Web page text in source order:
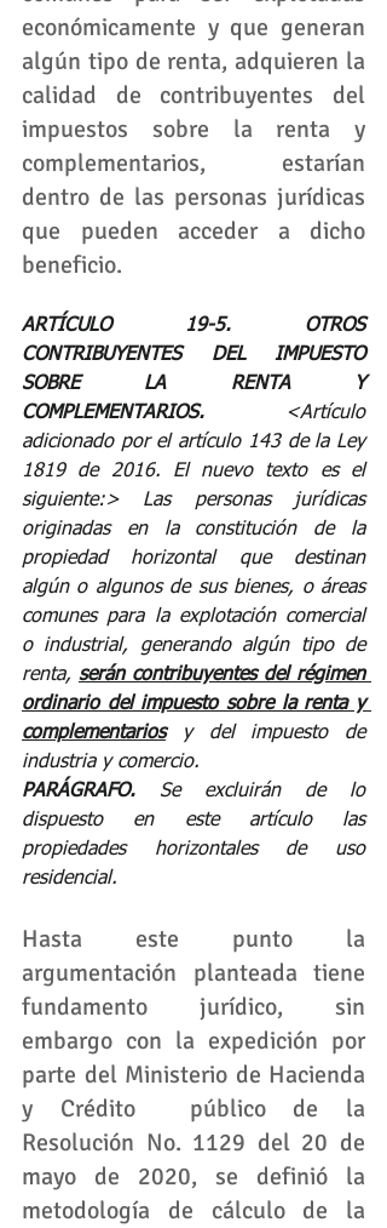
económicamente y que generan
algún tipo de renta, adquieren la
calidad de contribuyentes del
impuestos sobre la renta y
complementarios, estarían
dentro de las personas jurídicas
que pueden acceder a dicho
beneficio.
ARTÍCULO 19-5. OTROS
CONTRIBUYENTES DEL IMPUESTO
SOBRE LA RENTA Y
COMPLEMENTARIOS. <Artículo
adicionado por el artículo 143 de la Ley
1819 de 2016. El nuevo texto es el
siguiente:> Las personas jurídicas
originadas en la constitución de la
propiedad horizontal que destinan
algún o algunos de sus bienes, o áreas
comunes para la explotación comercial
o industrial, generando algún tipo de
renta, serán contribuyentes del régimen
ordinario del impuesto sobre la renta y
complementarios y del impuesto de
industria y comercio.
PARÁGRAFO. Se excluirán de lo
dispuesto en este artículo las
propiedades horizontales de uso
residencial.
Hasta este punto la
argumentación planteada tiene
fundamento jurídico, sin
embargo con la expedición por
parte del Ministerio de Hacienda
y Crédito  público de la
Resolución No. 1129 del 20 de
mayo de 2020, se definió la
metodología de cálculo de la